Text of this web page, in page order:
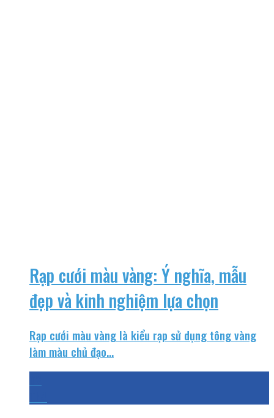
Rạp cưới màu vàng: Ý nghĩa, mẫu
đẹp và kinh nghiệm lựa chọn
​Rạp cưới màu vàng là kiểu rạp sử dụng tông vàng
làm màu chủ đạo...